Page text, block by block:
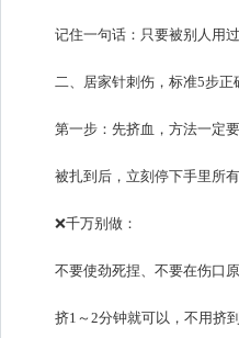
记住一句话：只要被别人用
二、居家针刺伤，标准5步正
第一步：先挤血，方法一定
被扎到后，立刻停下手里所
❌千万别做：
不要使劲死捏、不要在伤口
挤1～2分钟就可以，不用挤